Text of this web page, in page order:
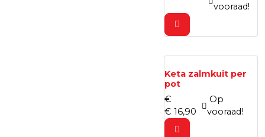
vooraad!
Keta zalmkuit per
pot
€
€ 16,90
Op
vooraad!